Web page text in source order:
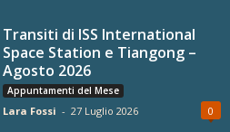
Transiti di ISS International
Space Station e Tiangong –
Agosto 2026
Appuntamenti del Mese
Lara Fossi - 27 Luglio 2026 0